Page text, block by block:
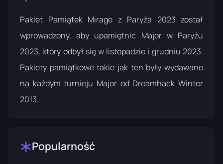
Pakiet Pamiątek Mirage z Paryża 2023 został
wprowadzony, aby upamiętnić Major w Paryżu
2023, który odbył się w listopadzie i grudniu 2023.
Pakiety pamiątkowe takie jak ten były wydawane
na każdym turnieju Major od Dreamhack Winter
2013.
Popularność